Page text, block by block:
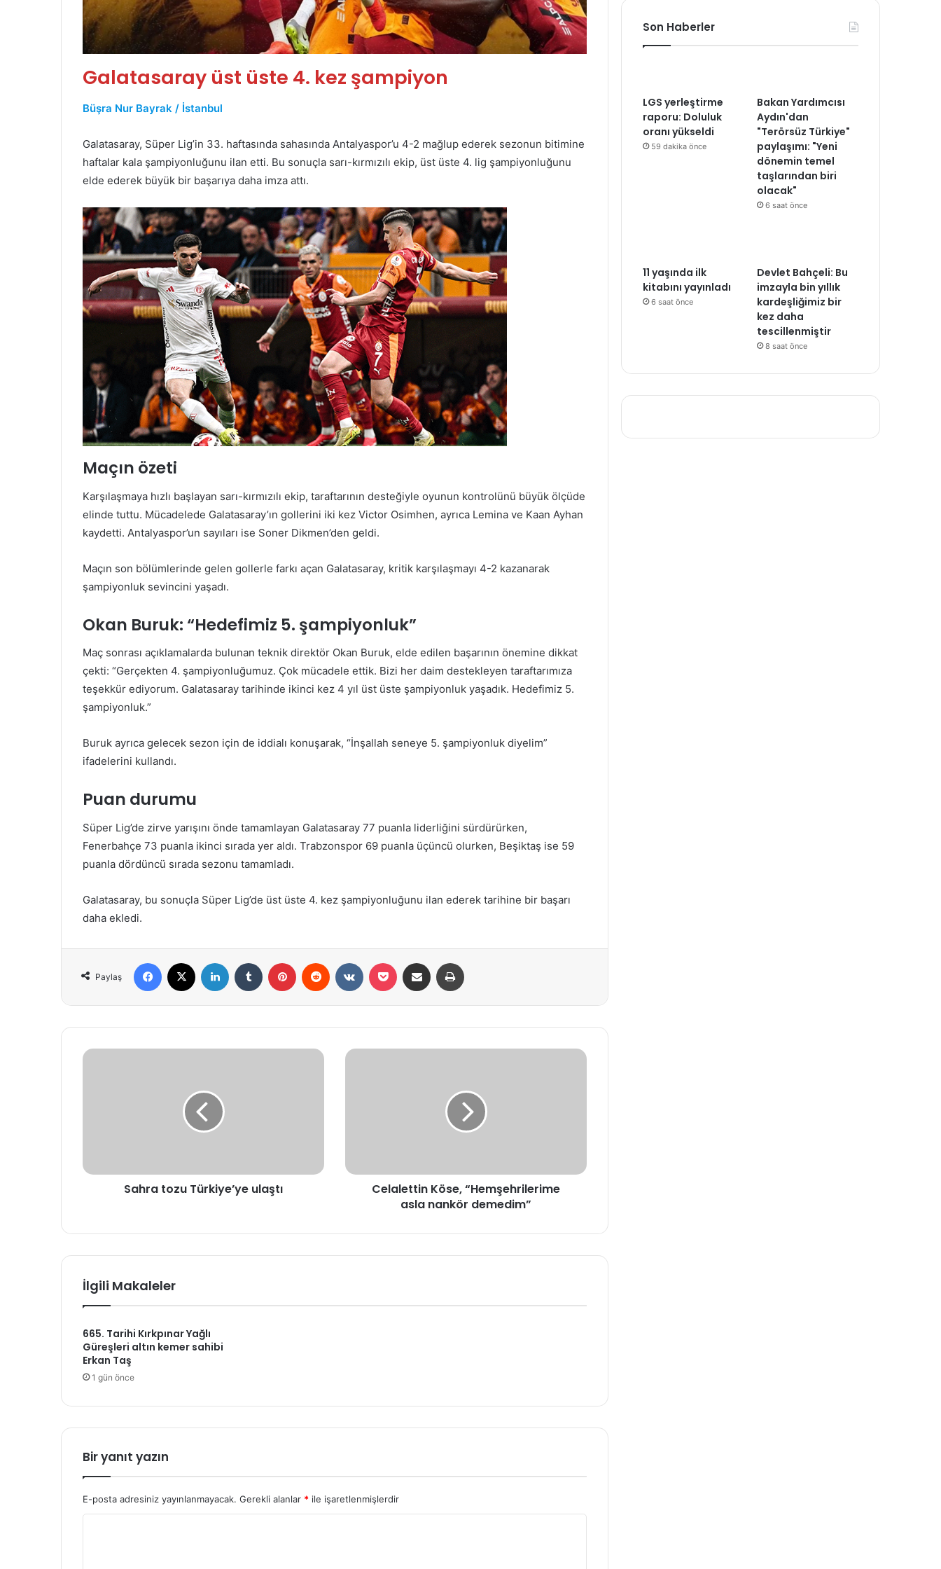
Galatasaray üst üste 4. kez şampiyon
Büşra Nur Bayrak / İstanbul
Galatasaray, Süper Lig’in 33. haftasında sahasında Antalyaspor’u 4-2 mağlup ederek sezonun bitimine
haftalar kala şampiyonluğunu ilan etti. Bu sonuçla sarı-kırmızılı ekip, üst üste 4. lig şampiyonluğunu
elde ederek büyük bir başarıya daha imza attı.
Maçın özeti
Karşılaşmaya hızlı başlayan sarı-kırmızılı ekip, taraftarının desteğiyle oyunun kontrolünü büyük ölçüde
elinde tuttu. Mücadelede Galatasaray’ın gollerini iki kez Victor Osimhen, ayrıca Lemina ve Kaan Ayhan
kaydetti. Antalyaspor’un sayıları ise Soner Dikmen’den geldi.
Maçın son bölümlerinde gelen gollerle farkı açan Galatasaray, kritik karşılaşmayı 4-2 kazanarak
şampiyonluk sevincini yaşadı.
Okan Buruk: “Hedefimiz 5. şampiyonluk”
Maç sonrası açıklamalarda bulunan teknik direktör Okan Buruk, elde edilen başarının önemine dikkat
çekti: “Gerçekten 4. şampiyonluğumuz. Çok mücadele ettik. Bizi her daim destekleyen taraftarımıza
teşekkür ediyorum. Galatasaray tarihinde ikinci kez 4 yıl üst üste şampiyonluk yaşadık. Hedefimiz 5.
şampiyonluk.”
Buruk ayrıca gelecek sezon için de iddialı konuşarak, “İnşallah seneye 5. şampiyonluk diyelim”
ifadelerini kullandı.
Puan durumu
Süper Lig’de zirve yarışını önde tamamlayan Galatasaray 77 puanla liderliğini sürdürürken,
Fenerbahçe 73 puanla ikinci sırada yer aldı. Trabzonspor 69 puanla üçüncü olurken, Beşiktaş ise 59
puanla dördüncü sırada sezonu tamamladı.
Galatasaray, bu sonuçla Süper Lig’de üst üste 4. kez şampiyonluğunu ilan ederek tarihine bir başarı
daha ekledi.
Paylaş
Facebook LinkedIn Tumblr Pinterest Reddit VKontaktePocket E-Posta ile paylaş
Sahra
Sahra tozu Türkiye’ye ulaştı
Celalettin
Celalettin Köse, “Hemşehrilerime
asla nankör demedim”
İlgili Makaleler
665. Tarihi Kırkpınar Yağlı
Güreşleri altın kemer sahibi
Erkan Taş
1 gün önce
Bir yanıt yazın
E-posta adresiniz yayınlanmayacak. Gerekli alanlar * ile işaretlenmişlerdir
Son Haberler
LGS yerleştirme
raporu: Doluluk
oranı yükseldi
59 dakika önce
Bakan Yardımcısı
Aydın'dan
"Terörsüz Türkiye"
paylaşımı: "Yeni
dönemin temel
taşlarından biri
olacak"
6 saat önce
11 yaşında ilk
kitabını yayınladı
6 saat önce
Devlet Bahçeli: Bu
imzayla bin yıllık
kardeşliğimiz bir
kez daha
tescillenmiştir
8 saat önce